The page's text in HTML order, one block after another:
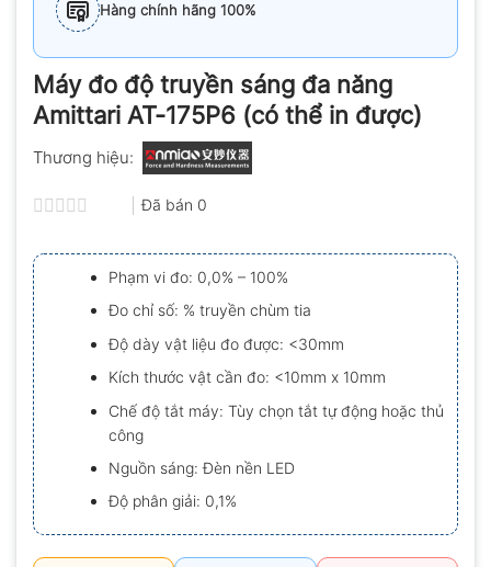
Hàng chính hãng 100%
Máy đo độ truyền sáng đa năng
Amittari AT-175P6 (có thể in được)
Thương hiệu:
xếp
hạng
0.0
5
sao
Đã bán 0
Phạm vi đo: 0,0% – 100%
Đo chỉ số: % truyền chùm tia
Độ dày vật liệu đo được: <30mm
Kích thước vật cần đo: <10mm x 10mm
Chế độ tắt máy: Tùy chọn tắt tự động hoặc thủ
công
Nguồn sáng: Đèn nền LED
Độ phân giải: 0,1%